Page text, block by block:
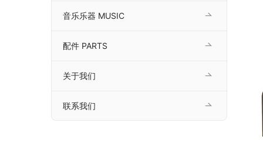
音乐乐器 MUSIC
配件 PARTS
关于我们
联系我们